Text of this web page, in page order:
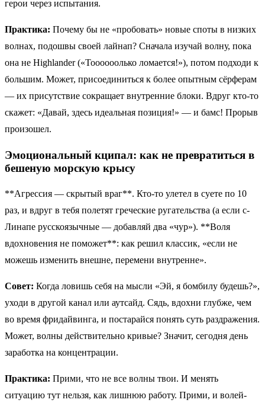
герои через испытания.
Практика: Почему бы не «пробовать» новые споты в низких
волнах, подошвы своей лайнап? Сначала изучай волну, пока
она не Highlander («Тоооооолько ломается!»), потом подходи к
большим. Может, присоединиться к более опытным сёрферам
— их присутствие сокращает внутренние блоки. Вдруг кто-то
скажет: «Давай, здесь идеальная позиция!» — и бамс! Прорыв
произошел.
Эмоциональный кципал: как не превратиться в
бешеную морскую крысу
**Агрессия — скрытый враг**. Кто-то улетел в суете по 10
раз, и вдруг в тебя полетят греческие ругательства (а если с-
Линапе русскоязычные — добавляй два «чур»). **Воля
вдохновения не поможет**: как решил классик, «если не
можешь изменить внешне, перемени внутренне».
Совет: Когда ловишь себя на мысли «Эй, я бомбилу будешь?»,
уходи в другой канал или аутсайд. Сядь, вдохни глубже, чем
во время фридайвинга, и постарайся понять суть раздражения.
Может, волны действительно кривые? Значит, сегодня день
заработка на концентрации.
Практика: Прими, что не все волны твои. И менять
ситуацию тут нельзя, как лишнюю работу. Прими, и волей-